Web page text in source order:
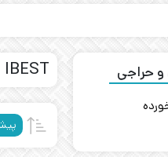
IBEST و حراجی